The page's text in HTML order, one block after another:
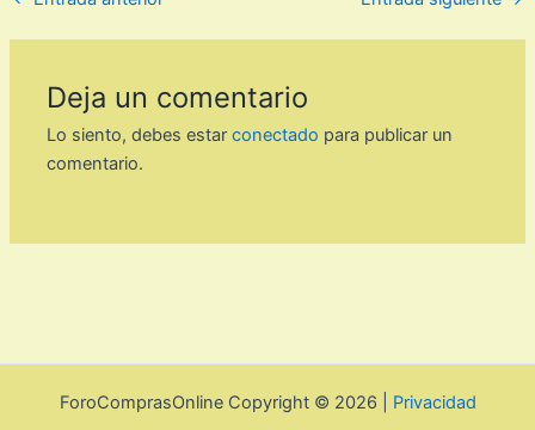
Deja un comentario
Lo siento, debes estarconectado para publicar un
comentario.
ForoComprasOnline Copyright © 2026 | Privacidad